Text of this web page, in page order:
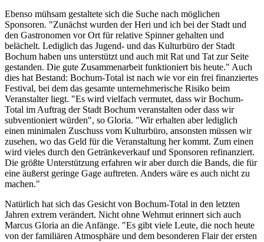
Ebenso mühsam gestaltete sich die Suche nach möglichen
Sponsoren. "Zunächst wurden der Heri und ich bei der Stadt und
den Gastronomen vor Ort für relative Spinner gehalten und
belächelt. Lediglich das Jugend- und das Kulturbüro der Stadt
Bochum haben uns unterstützt und auch mit Rat und Tat zur Seite
gestanden. Die gute Zusammenarbeit funktioniert bis heute." Auch
dies hat Bestand: Bochum-Total ist nach wie vor ein frei finanziertes
Festival, bei dem das gesamte unternehmerische Risiko beim
Veranstalter liegt. "Es wird vielfach vermutet, dass wir Bochum-
Total im Auftrag der Stadt Bochum veranstalten oder dass wir
subventioniert würden", so Gloria. "Wir erhalten aber lediglich
einen minimalen Zuschuss vom Kulturbüro, ansonsten müssen wir
zusehen, wo das Geld für die Veranstaltung her kommt. Zum einen
wird vieles durch den Getränkeverkauf und Sponsoren refinanziert.
Die größte Unterstützung erfahren wir aber durch die Bands, die für
eine äußerst geringe Gage auftreten. Anders wäre es auch nicht zu
machen."
Natürlich hat sich das Gesicht von Bochum-Total in den letzten
Jahren extrem verändert. Nicht ohne Wehmut erinnert sich auch
Marcus Gloria an die Anfänge. "Es gibt viele Leute, die noch heute
von der familiären Atmosphäre und dem besonderen Flair der ersten